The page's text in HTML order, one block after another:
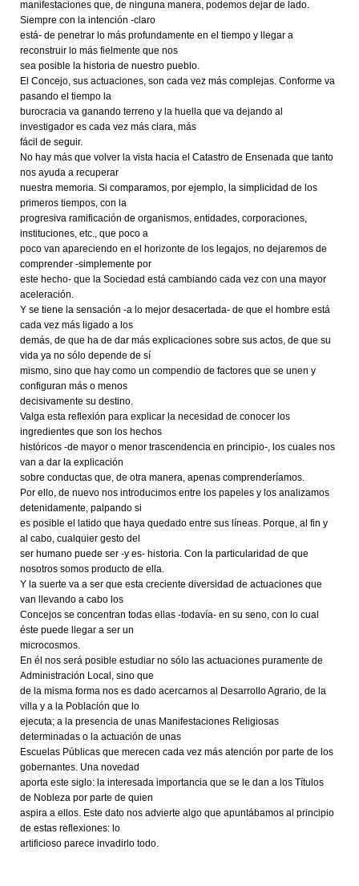
manifestaciones que, de ninguna manera, podemos dejar de lado.
Siempre con la intención -claro
está- de penetrar lo más profundamente en el tiempo y llegar a
reconstruir lo más fielmente que nos
sea posible la historia de nuestro pueblo.
El Concejo, sus actuaciones, son cada vez más complejas. Conforme va
pasando el tiempo la
burocracia va ganando terreno y la huella que va dejando al
investigador es cada vez más clara, más
fácil de seguir.
No hay más que volver la vista hacia el Catastro de Ensenada que tanto
nos ayuda a recuperar
nuestra memoria. Si comparamos, por ejemplo, la simplicidad de los
primeros tiempos, con la
progresiva ramificación de organismos, entidades, corporaciones,
instituciones, etc., que poco a
poco van apareciendo en el horizonte de los legajos, no dejaremos de
comprender -simplemente por
este hecho- que la Sociedad está cambiando cada vez con una mayor
aceleración.
Y se tiene la sensación -a lo mejor desacertada- de que el hombre está
cada vez más ligado a los
demás, de que ha de dar más explicaciones sobre sus actos, de que su
vida ya no sólo depende de sí
mismo, sino que hay como un compendio de factores que se unen y
configuran más o menos
decisivamente su destino.
Valga esta reflexión para explicar la necesidad de conocer los
ingredientes que son los hechos
históricos -de mayor o menor trascendencia en principio-, los cuales nos
van a dar la explicación
sobre conductas que, de otra manera, apenas comprenderíamos.
Por ello, de nuevo nos introducimos entre los papeles y los analizamos
detenidamente, palpando si
es posible el latido que haya quedado entre sus líneas. Porque, al fin y
al cabo, cualquier gesto del
ser humano puede ser -y es- historia. Con la particularidad de que
nosotros somos producto de ella.
Y la suerte va a ser que esta creciente diversidad de actuaciones que
van llevando a cabo los
Concejos se concentran todas ellas -todavía- en su seno, con lo cual
éste puede llegar a ser un
microcosmos.
En él nos será posible estudiar no sólo las actuaciones puramente de
Administración Local, sino que
de la misma forma nos es dado acercarnos al Desarrollo Agrario, de la
villa y a la Población que lo
ejecuta; a la presencia de unas Manifestaciones Religiosas
determinadas o la actuación de unas
Escuelas Públicas que merecen cada vez más atención por parte de los
gobernantes. Una novedad
aporta este siglo: la interesada importancia que se le dan a los Títulos
de Nobleza por parte de quien
aspira a ellos. Este dato nos advierte algo que apuntábamos al principio
de estas reflexiones: lo
artificioso parece invadirlo todo.